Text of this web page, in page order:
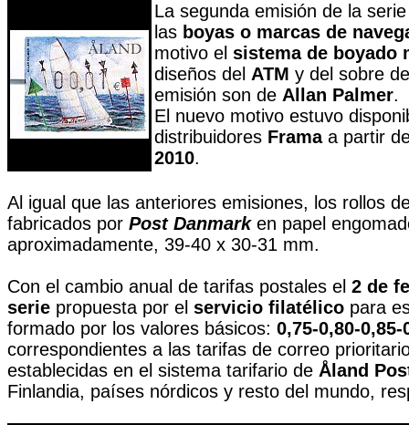
La segunda emisión de la
las boyas o marcas de
motivo el sistema de boyado
diseños del ATM y del sobre
emisión son de Allan Palmer.
El nuevo motivo estuvo
distribuidores Frama a partir
2010.
Al igual que las anteriores emisiones, los rollos
fabricados por Post Danmarken papel
aproximadamente, 39-40 x 30-31 mm.
Con el cambio anual de tarifas postales el 2 de
serie propuesta por el servicio filatélico para
formado por los valores básicos: 0,75-0,80-0,85-
correspondientes a las tarifas de correo
establecidas en el sistema tarifario de Åland
Finlandia, países nórdicos y resto del mundo,